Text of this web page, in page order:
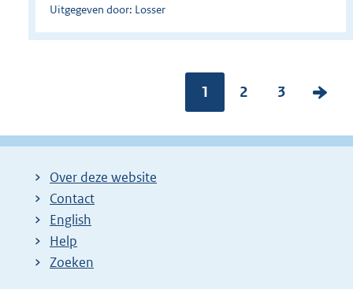
Uitgegeven door: Losser
Pagina:
1
P
g
2
P
g
3
V
l
Over deze website
Contact
English
Help
Zoeken